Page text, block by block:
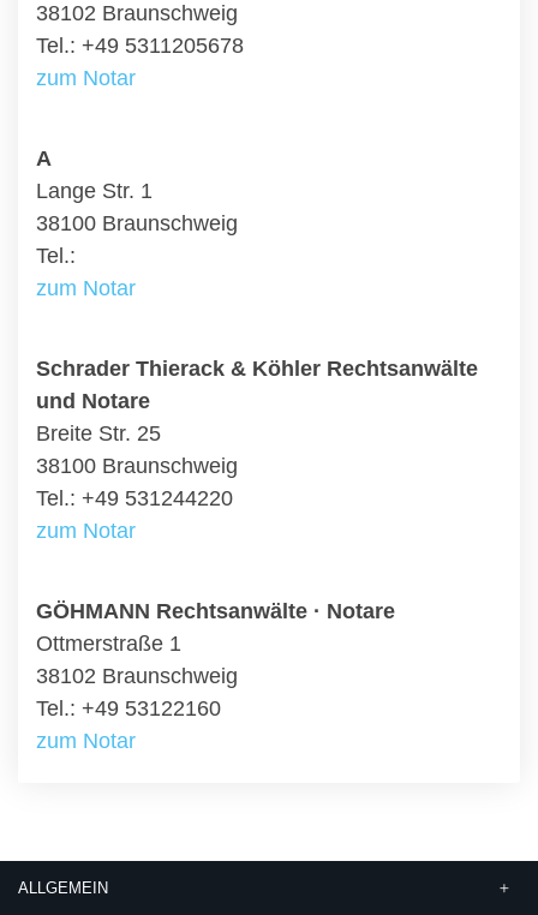
38102 Braunschweig
Tel.: +49 5311205678
zum Notar
A
Lange Str. 1
38100 Braunschweig
Tel.:
zum Notar
Schrader Thierack & Köhler Rechtsanwälte
und Notare
Breite Str. 25
38100 Braunschweig
Tel.: +49 531244220
zum Notar
GÖHMANN Rechtsanwälte · Notare
Ottmerstraße 1
38102 Braunschweig
Tel.: +49 53122160
zum Notar
ALLGEMEIN